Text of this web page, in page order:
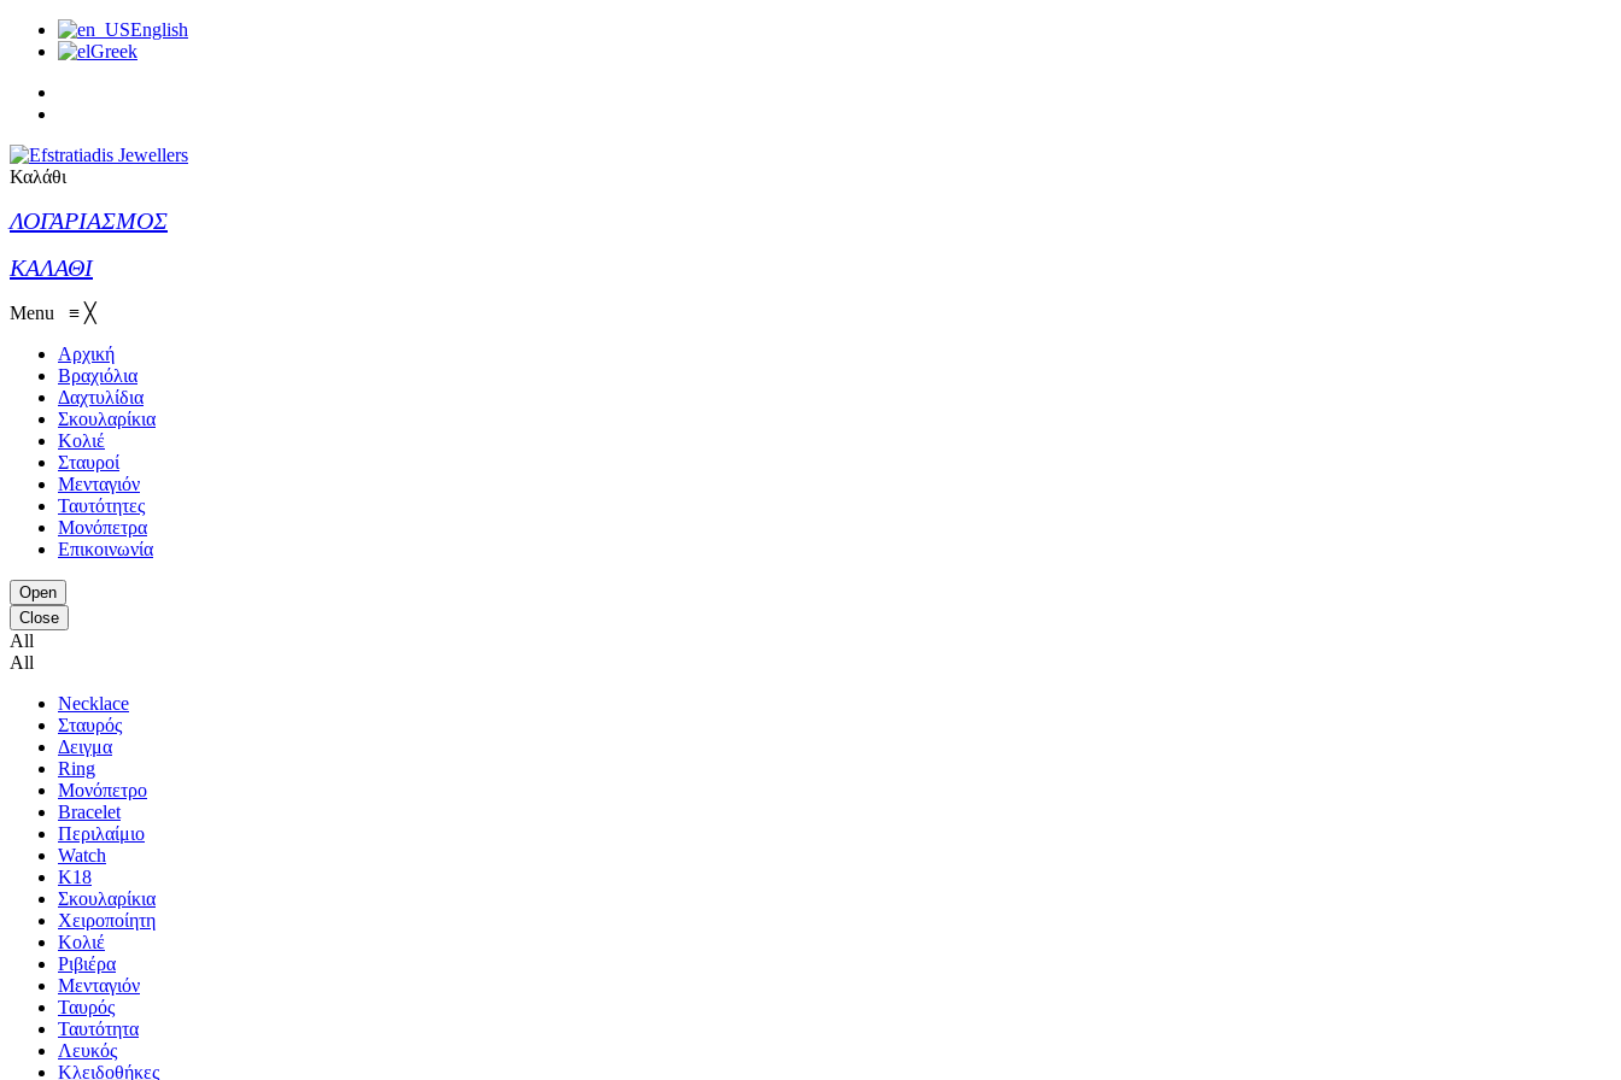
English
Greek
Καλάθι
ΛΟΓΑΡΙΑΣΜΟΣ
ΚΑΛΑΘΙ
Menu ≡ ╳
Αρχική
Βραχιόλια
Δαχτυλίδια
Σκουλαρίκια
Κολιέ
Σταυροί
Μενταγιόν
Ταυτότητες
Μονόπετρα
Επικοινωνία
Open
Close
All
All
Necklace
Σταυρός
Δειγμα
Ring
Μονόπετρο
Bracelet
Περιλαίμιο
Watch
K18
Σκουλαρίκια
Χειροποίητη
Κολιέ
Ριβιέρα
Μενταγιόν
Ταυρός
Ταυτότητα
Λευκός
Κλειδοθήκες